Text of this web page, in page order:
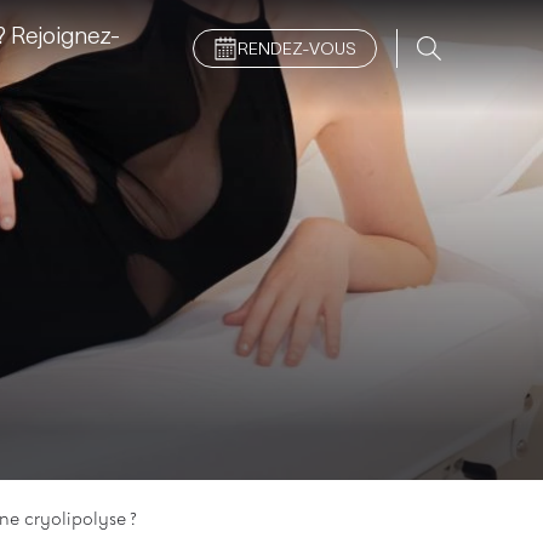
Rejoignez-
RENDEZ-VOUS
cryolipolyse ?